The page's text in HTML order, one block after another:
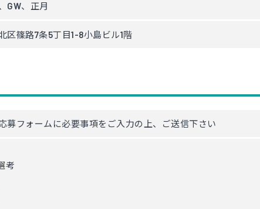
GW、正月
区篠路7条5丁目1-8小島ビル1階
募フォームに必要事項をご入力の上、ご送信下さい
考